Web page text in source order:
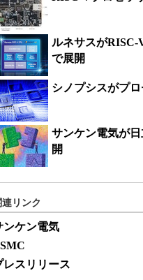
ルネサスがRISC-
で展開
シノプシスがプ
サンケン電気が
開
連リンク
ンケン電気
レスリリース